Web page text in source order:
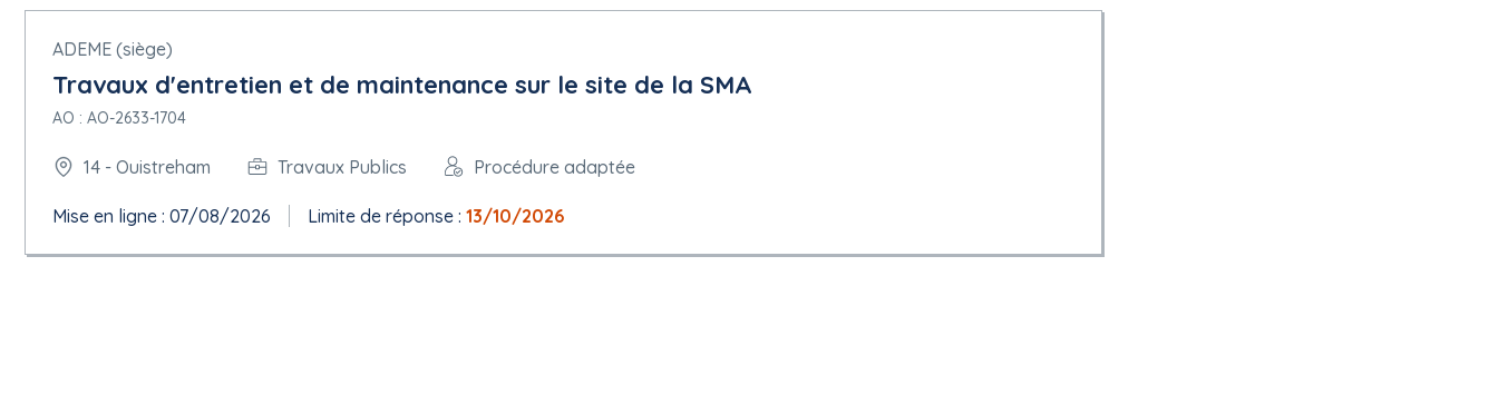
ADEME (siège)
Travaux d'entretien et de maintenance sur le site de la SMA
AO : AO-2633-1704
14 - Ouistreham Travaux Publics Procédure adaptée
Mise en ligne : 07/08/2026 Limite de réponse : 13/10/2026